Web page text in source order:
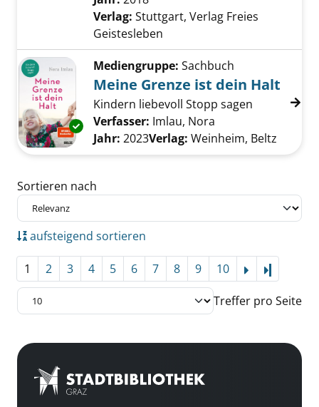
Verlag: Stuttgart, Verlag Freies
Geistesleben
Exemplar-Details von Meine Grenze ist dein
Mediengruppe: Sachbuch
Meine Grenze ist dein Halt
Kindern liebevoll Stopp sagen
Verfasser: Imlau, Nora
Jahr: 2023Verlag: Weinheim, Beltz
Zu den Suchfiltern springen
Sortieren nach
aufsteigend sortieren
1 2 3 4 5 6 7 8 9 10
Treffer pro Seite